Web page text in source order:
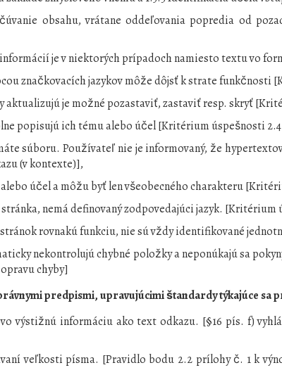
obsahu, vrátane oddeľovania popredia od
je v niektorých prípadoch namiesto textu vo
značkovacích jazykov môže dôjsť k strate funkčnosti
je možné pozastaviť, zastaviť resp. skryť
popisujú ich tému alebo účel [Kritérium úspešnosti
súboru. Používateľ nie je informovaný, že
(v kontexte)],
účel a môžu byť len všeobecného charakteru
nemá definovaný zodpovedajúci jazyk. [Kritérium
rovnakú funkciu, nie sú vždy identifikované
nekontrolujú chybné položky a neponúkajú sa
chyby]
predpismi, upravujúcimi štandardy týkajúce sa
výstižnú informáciu ako text odkazu. [§16 pís. f)
veľkosti písma. [Pravidlo bodu 2.2 prílohy č. 1 k